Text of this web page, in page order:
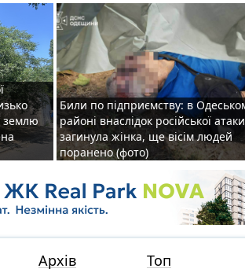
землю
Били по підприємству: в
районі внаслідок російської атаки
загинула жінка, ще вісім людей
поранено (фото)
Архів Топ